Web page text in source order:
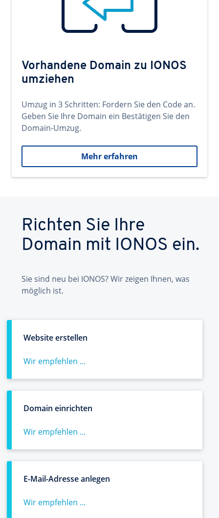
Vorhandene Domain zu IONOS
umziehen
Umzug in 3 Schritten: Fordern Sie den Code an.
Geben Sie Ihre Domain ein Bestätigen Sie den
Domain-Umzug.
Mehr erfahren
Richten Sie Ihre
Domain mit IONOS ein.
Sie sind neu bei IONOS? Wir zeigen Ihnen, was
möglich ist.
Website erstellen
Wir empfehlen ...
Domain einrichten
Wir empfehlen ...
E-Mail-Adresse anlegen
Wir empfehlen ...